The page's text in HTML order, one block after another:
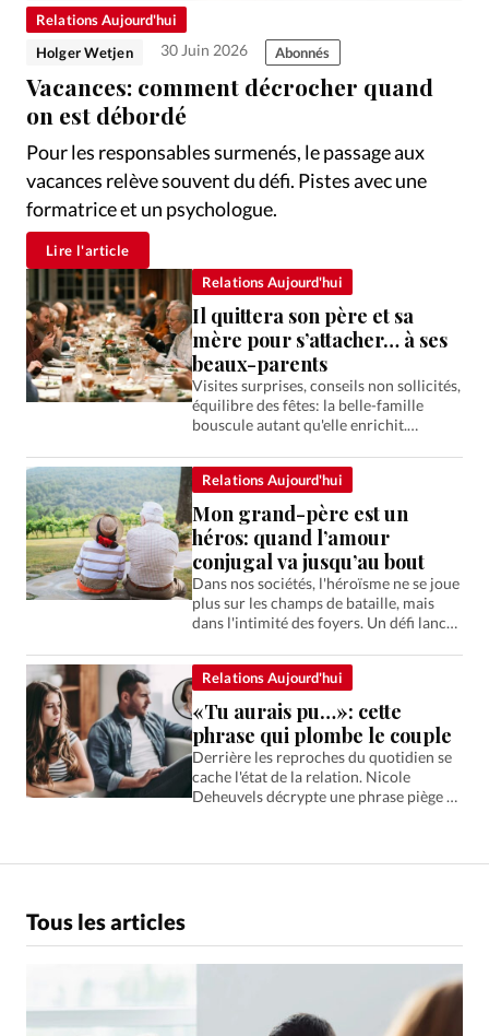
Devise: CHF
RUBRIQUES
Tous les articles
Actualité chrétienne
Actualité internationale
Chronique
Dossier
Eglises Foi Génération réveil
Monde
Opinions
Publireportage
Relations Aujourd'hui
Société
Tour du monde des Eglises
Vécu
Vie Intérieure
Relations Aujourd'hui
Holger Wetjen
30 Juin 2026 Abonnés
Vacances: comment décrocher quand
on est débordé
Pour les responsables surmenés, le passage aux
vacances relève souvent du défi. Pistes avec une
formatrice et un psychologue.
Lire l'article
Relations Aujourd'hui
Il quittera son père et sa
mère pour s’attacher… à ses
beaux-parents
Visites surprises, conseils non sollicités,
équilibre des fêtes: la belle-famille
bouscule autant qu'elle enrichit.
Relations Aujourd'hui
Mon grand-père est un
héros: quand l’amour
conjugal va jusqu’au bout
Dans nos sociétés, l'héroïsme ne se joue
plus sur les champs de bataille, mais
dans l'intimité des foyers. Un défi lancé
posture.
Relations Aujourd'hui
«Tu aurais pu…»: cette
phrase qui plombe le couple
Derrière les reproches du quotidien se
cache l'état de la relation. Nicole
Deheuvels décrypte une phrase piège et
Tous les articles